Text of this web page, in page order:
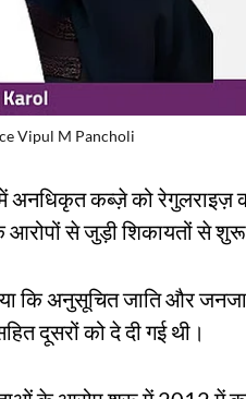
Vipul M Pancholi
अनधिकृत कब्ज़े को रेगुलराइज़
से जुड़ी शिकायतों से
कि अनुसूचित जाति और
दूसरों को दे दी गई थी।